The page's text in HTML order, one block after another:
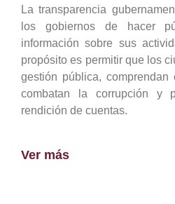
La transparencia
los gobiernos de hacer
información sobre sus
propósito es permitir que los
gestión pública,
combatan la corrupción y
rendición de cuentas.
Ver más